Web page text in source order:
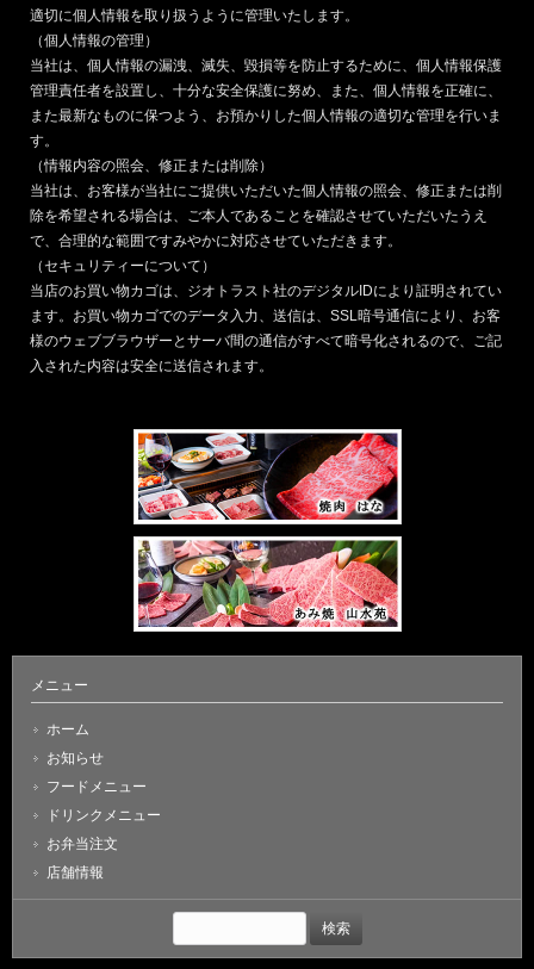
適切に個人情報を取り扱うように管理いたします。
（個人情報の管理）
当社は、個人情報の漏洩、滅失、毀損等を防止するために、個人情報保護
管理責任者を設置し、十分な安全保護に努め、また、個人情報を正確に、
また最新なものに保つよう、お預かりした個人情報の適切な管理を行いま
す。
（情報内容の照会、修正または削除）
当社は、お客様が当社にご提供いただいた個人情報の照会、修正または削
除を希望される場合は、ご本人であることを確認させていただいたうえ
で、合理的な範囲ですみやかに対応させていただきます。
（セキュリティーについて）
当店のお買い物カゴは、ジオトラスト社のデジタルIDにより証明されてい
ます。お買い物カゴでのデータ入力、送信は、SSL暗号通信により、お客
様のウェブブラウザーとサーバ間の通信がすべて暗号化されるので、ご記
入された内容は安全に送信されます。
メニュー
ホーム
お知らせ
フードメニュー
ドリンクメニュー
お弁当注文
店舗情報
索: